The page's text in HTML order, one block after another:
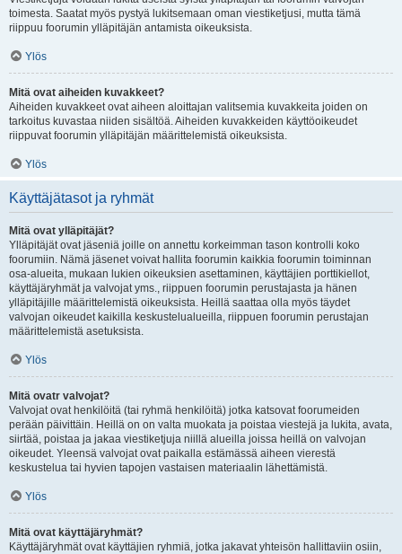
toimesta. Saatat myös pystyä lukitsemaan oman viestiketjusi, mutta tämä
riippuu foorumin ylläpitäjän antamista oikeuksista.
Ylös
Mitä ovat aiheiden kuvakkeet?
Aiheiden kuvakkeet ovat aiheen aloittajan valitsemia kuvakkeita joiden on
tarkoitus kuvastaa niiden sisältöä. Aiheiden kuvakkeiden käyttöoikeudet
riippuvat foorumin ylläpitäjän määrittelemistä oikeuksista.
Ylös
Käyttäjätasot ja ryhmät
Mitä ovat ylläpitäjät?
Ylläpitäjät ovat jäseniä joille on annettu korkeimman tason kontrolli koko
foorumiin. Nämä jäsenet voivat hallita foorumin kaikkia foorumin toiminnan
osa-alueita, mukaan lukien oikeuksien asettaminen, käyttäjien porttikiellot,
käyttäjäryhmät ja valvojat yms., riippuen foorumin perustajasta ja hänen
ylläpitäjille määrittelemistä oikeuksista. Heillä saattaa olla myös täydet
valvojan oikeudet kaikilla keskustelualueilla, riippuen foorumin perustajan
määrittelemistä asetuksista.
Ylös
Mitä ovatr valvojat?
Valvojat ovat henkilöitä (tai ryhmä henkilöitä) jotka katsovat foorumeiden
perään päivittäin. Heillä on on valta muokata ja poistaa viestejä ja lukita, avata,
siirtää, poistaa ja jakaa viestiketjuja niillä alueilla joissa heillä on valvojan
oikeudet. Yleensä valvojat ovat paikalla estämässä aiheen vierestä
keskustelua tai hyvien tapojen vastaisen materiaalin lähettämistä.
Ylös
Mitä ovat käyttäjäryhmät?
Käyttäjäryhmät ovat käyttäjien ryhmiä, jotka jakavat yhteisön hallittaviin osiin,